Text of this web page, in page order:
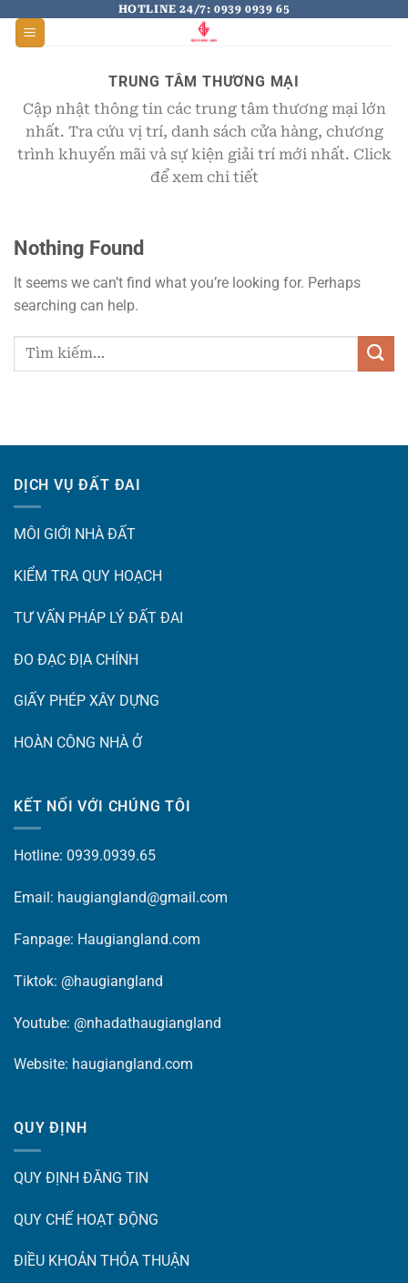
HOTLINE 24/7: 0939 0939 65
TRUNG TÂM THƯƠNG MẠI
Cập nhật thông tin các trung tâm thương mại lớn
nhất. Tra cứu vị trí, danh sách cửa hàng, chương
trình khuyến mãi và sự kiện giải trí mới nhất. Click
để xem chi tiết
Nothing Found
It seems we can’t find what you’re looking for. Perhaps
searching can help.
DỊCH VỤ ĐẤT ĐAI
MÔI GIỚI NHÀ ĐẤT
KIỂM TRA QUY HOẠCH
TƯ VẤN PHÁP LÝ ĐẤT ĐAI
ĐO ĐẠC ĐỊA CHÍNH
GIẤY PHÉP XÂY DỰNG
HOÀN CÔNG NHÀ Ở
KẾT NỐI VỚI CHÚNG TÔI
Hotline: 0939.0939.65
Email: haugiangland@gmail.com
Fanpage: Haugiangland.com
Tiktok: @haugiangland
Youtube: @nhadathaugiangland
Website: haugiangland.com
QUY ĐỊNH
QUY ĐỊNH ĐĂNG TIN
QUY CHẾ HOẠT ĐỘNG
ĐIỀU KHOẢN THỎA THUẬN